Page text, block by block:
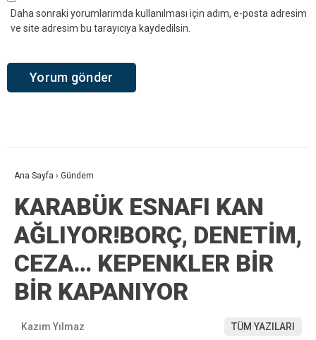
Daha sonraki yorumlarımda kullanılması için adım, e-posta adresim
ve site adresim bu tarayıcıya kaydedilsin.
Ana Sayfa › Gündem
KARABÜK ESNAFI KAN
AĞLIYOR!BORÇ, DENETİM,
CEZA… KEPENKLER BİR
BİR KAPANIYOR
Kazım Yılmaz TÜM YAZILARI